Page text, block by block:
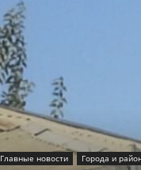
Главные новости Города и